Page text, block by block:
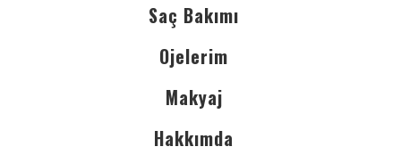
Saç Bakımı
Ojelerim
Makyaj
Hakkımda